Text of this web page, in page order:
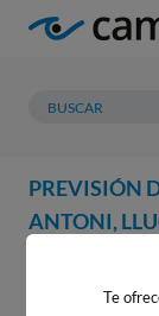
PREVISIÓN
ANTONI,
Te